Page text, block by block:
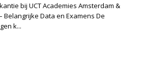
bij UCT Academies Amsterdam &
Belangrijke Data en Examens De
k...